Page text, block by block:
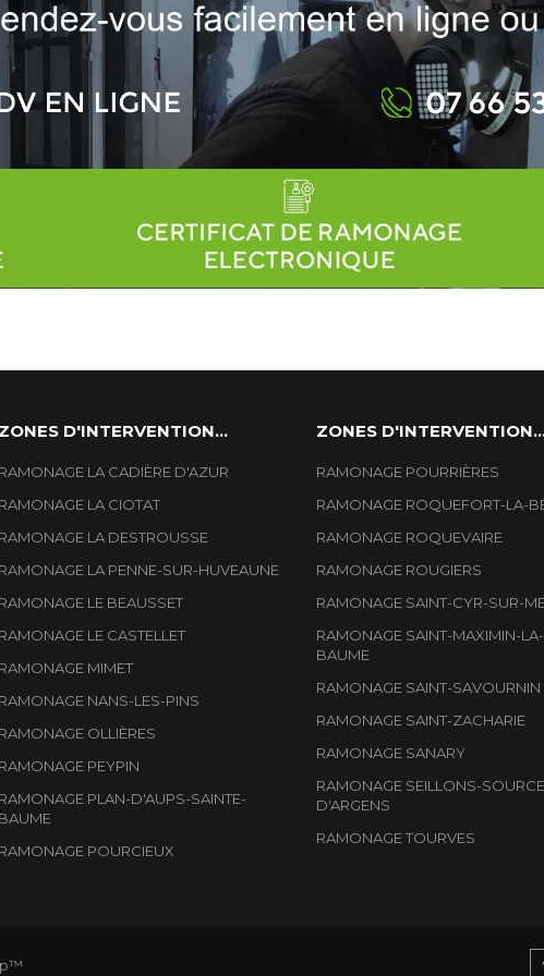
ZONES D'INTERVENTION...
RAMONAGE LA CADIÈRE D'AZUR
RAMONAGE LA CIOTAT
RAMONAGE LA DESTROUSSE
RAMONAGE LA PENNE-SUR-HUVEAUNE
RAMONAGE LE BEAUSSET
RAMONAGE LE CASTELLET
RAMONAGE MIMET
RAMONAGE NANS-LES-PINS
RAMONAGE OLLIÈRES
RAMONAGE PEYPIN
RAMONAGE PLAN-D'AUPS-SAINTE-
BAUME
RAMONAGE POURCIEUX
ZONES
RAMONAGE POURRIÈRES
RAMONAGE ROQUEFORT-LA-
RAMONAGE ROQUEVAIRE
RAMONAGE ROUGIERS
RAMONAGE SAINT-CYR-SUR-
RAMONAGE SAINT-MAXIMIN-
BAUME
RAMONAGE SAINT-SAVOURNIN
RAMONAGE SAINT-ZACHARIE
RAMONAGE SANARY
RAMONAGE SEILLONS-
D'ARGENS
RAMONAGE TOURVES